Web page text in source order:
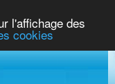
l'affichage des
cookies